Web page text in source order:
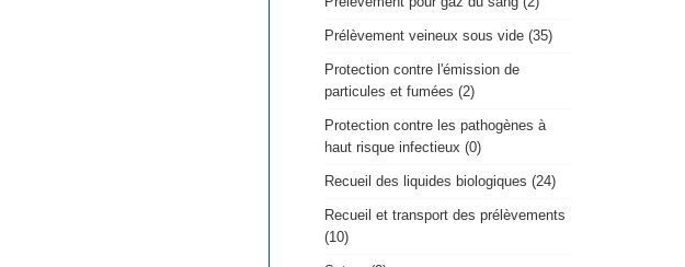
Prélèvement veineux sous vide (35)
Protection contre l'émission de
particules et fumées (2)
Protection contre les pathogènes à
haut risque infectieux (0)
Recueil des liquides biologiques (24)
Recueil et transport des prélèvements
(10)